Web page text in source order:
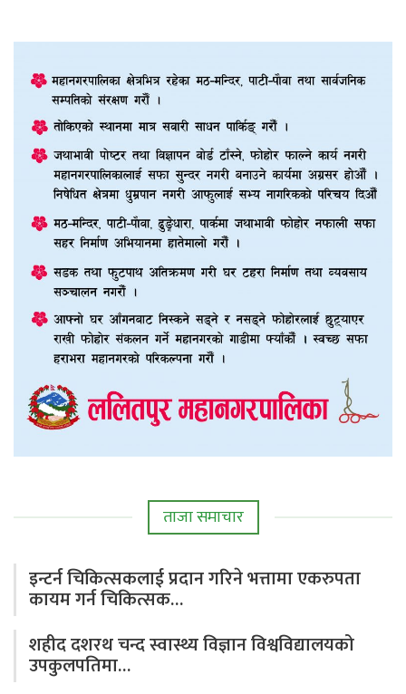
ताजा समाचार
इन्टर्न चिकित्सकलाई प्रदान गरिने भत्तामा एकरुपता
कायम गर्न चिकित्सक…
शहीद दशरथ चन्द स्वास्थ्य विज्ञान विश्वविद्यालयको
उपकुलपतिमा…